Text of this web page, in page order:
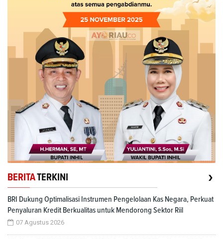
BERITATERKINI ›
BRI Dukung Optimalisasi Instrumen Pengelolaan Kas Negara, Perkuat
Penyaluran Kredit Berkualitas untuk Mendorong Sektor Riil
07 Agustus 2026